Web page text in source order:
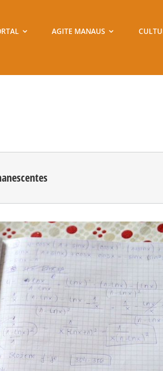
AGITE MANAUS